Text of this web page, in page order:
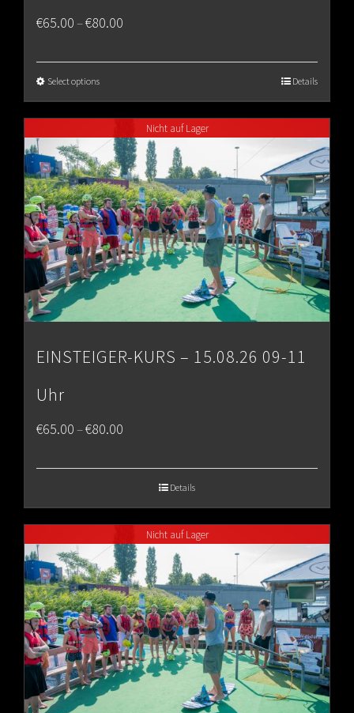
€65.00–€80.00
€80.00
Select options Details
Nicht auf Lager
EINSTEIGER-KURS – 15.08.26 09-11
Uhr
€65.00–€80.00
€80.00
Details
Nicht auf Lager